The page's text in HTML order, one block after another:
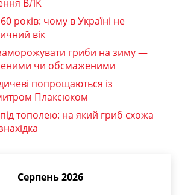
ВЛК
років: чому в Україні не
вік
гриби на зиму —
чи обсмаженими
попрощаються із
Плаксюком
тополею: на який гриб схожа
Серпень 2026